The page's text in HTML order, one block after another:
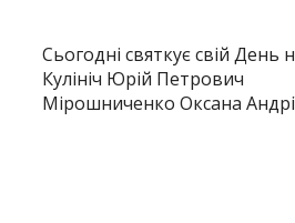
Сьогодні святкує свій День
Кулініч Юрій Петрович
Мірошниченко Оксана